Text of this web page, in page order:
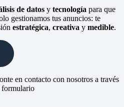
de datos y tecnología para que
gestionamos tus anuncios: te
estratégica, creativa y medible.
en contacto con nosotros a través
formulario